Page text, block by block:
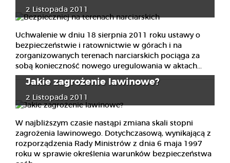
2 Listopada 2011
Uchwalenie w dniu 18 sierpnia 2011 roku ustawy o
bezpieczeństwie i ratownictwie w górach i na
zorganizowanych terenach narciarskich pociąga za
sobą konieczność nowego uregulowania w aktach...
Jakie zagrożenie lawinowe?
2 Listopada 2011
W najbliższym czasie nastąpi zmiana skali stopni
zagrożenia lawinowego. Dotychczasową, wynikającą z
rozporządzenia Rady Ministrów z dnia 6 maja 1997
roku w sprawie określenia warunków bezpieczeństwa